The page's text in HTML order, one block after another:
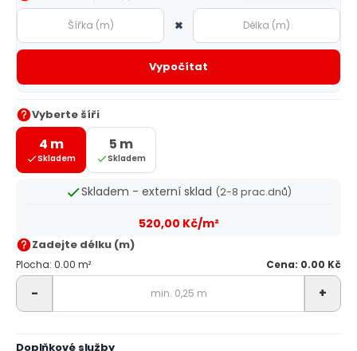
×
Vypočítat
Vyberte šíři
4 m
Skladem
5 m
Skladem
Zadejte délku (m)
Plocha: 0.00 m² Cena: 0.00 Kč
- +
Skladem - externí sklad (2-8 prac.dnů)
520,00 Kč/m²
Doplňkové služby